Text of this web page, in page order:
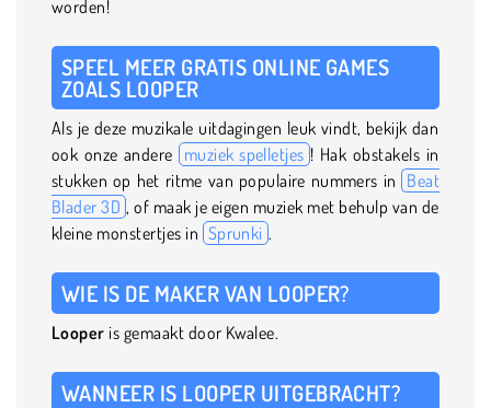
worden!
SPEEL MEER GRATIS ONLINE GAMES
ZOALS LOOPER
Als je deze muzikale uitdagingen leuk vindt, bekijk dan
ook onze andere muziek spelletjes ! Hak obstakels in
stukken op het ritme van populaire nummers in Beat
Blader 3D , of maak je eigen muziek met behulp van de
kleine monstertjes in Sprunki .
WIE IS DE MAKER VAN LOOPER?
Looper is gemaakt door Kwalee.
WANNEER IS LOOPER UITGEBRACHT?